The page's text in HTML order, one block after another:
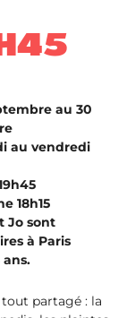
au 30
au vendredi
18h15
Jo sont
à Paris
ans.
partagé : la